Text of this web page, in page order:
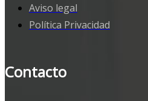
Aviso legal
Política Privacidad
Contacto